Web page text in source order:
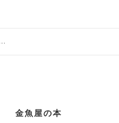
金魚屋の本